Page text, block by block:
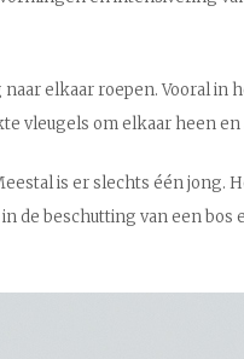
elkaar roepen. Vooral in
vleugels om elkaar heen
is er slechts één jong.
beschutting van een bos